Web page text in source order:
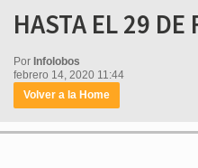
HASTA EL 29 DE
Por Infolobos
febrero 14, 2020 11:44
Volver a la Home